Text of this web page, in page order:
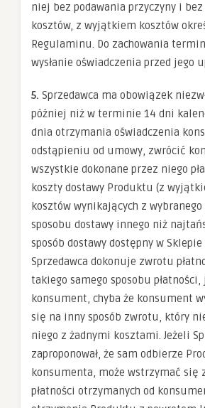
niej bez podawania przyczyny i
kosztów, z wyjątkiem kosztów
Regulaminu. Do zachowania
wysłanie oświadczenia przed jego
5. Sprzedawca ma obowiązek
później niż w terminie 14 dni
dnia otrzymania oświadczenia
odstąpieniu od umowy, zwrócić
wszystkie dokonane przez niego
koszty dostawy Produktu (z
kosztów wynikających z
sposobu dostawy innego niż
sposób dostawy dostępny w
Sprzedawca dokonuje zwrotu
takiego samego sposobu płatności,
konsument, chyba że konsument
się na inny sposób zwrotu, który
niego z żadnymi kosztami. Jeżeli
zaproponował, że sam odbierze
konsumenta, może wstrzymać się
płatności otrzymanych od